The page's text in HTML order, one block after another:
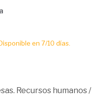
en 7/10 días.
Recursos humanos/